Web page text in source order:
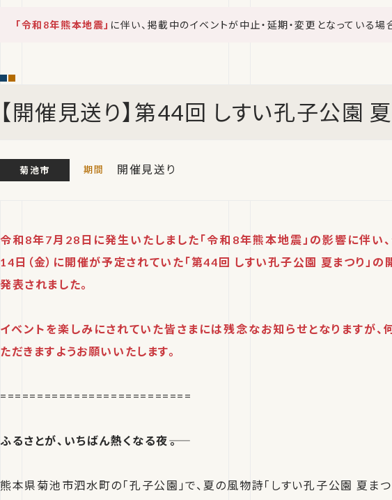
「令和8年熊本地震」 に伴い、掲載中のイベントが中止・延期・変更となっている
【開催見送り】第44回 しすい孔子公園
菊池市 開催見送り
令和8年7月28日に発生いたしました「令和8年熊本地震」の影響に伴い
14日（金）に開催が予定されていた「第44回 しすい孔子公園 夏まつり」の
発表されました。
イベントを楽しみにされていた皆さまには残念なお知らせとなりますが、
ただきますようお願いいたします。
==========================
ふるさとが、いちばん熱くなる夜――。
熊本県菊池市泗水町の「孔子公園」で、夏の風物詩「しすい孔子公園 夏まつ